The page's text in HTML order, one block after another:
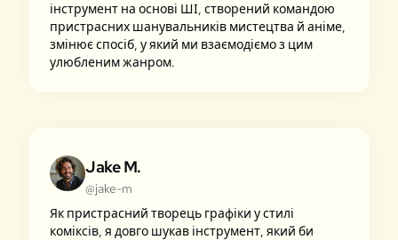
інструмент на основі ШІ, створений командою
пристрасних шанувальників мистецтва й аніме,
змінює спосіб, у який ми взаємодіємо з цим
улюбленим жанром.
Jake M.
@jake-m
Як пристрасний творець графіки у стилі
коміксів, я довго шукав інструмент, який би